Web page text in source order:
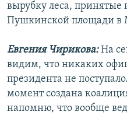
вырубку леса, принятые
Пушкинской площади в
Евгения Чирикова:На
видим, что никаких
президента не
момент создана
напомню, что вообще